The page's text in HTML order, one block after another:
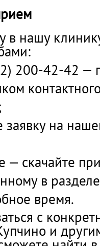
в нашу
200-42-42 —
заявку на
— скачайте
в
время.
с
и